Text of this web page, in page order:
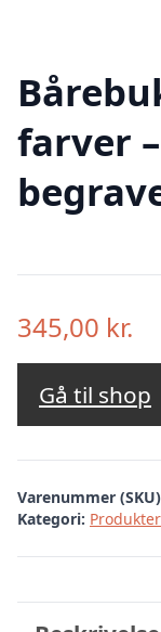
farver
345,00 kr.
Gå til shop
Varenummer
Kategori: Produkter